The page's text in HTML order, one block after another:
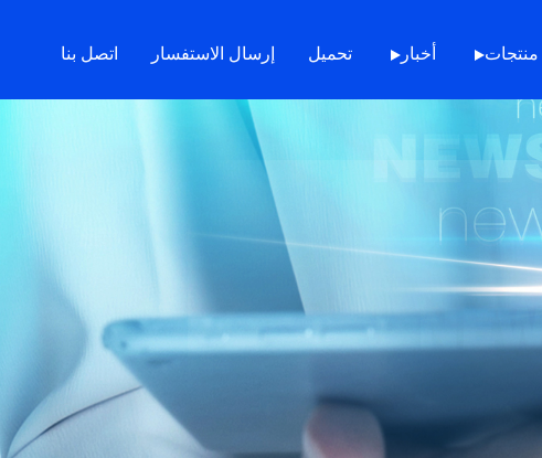
منتجات أخبار تحميل إرسال الاستفسار اتصل بنا